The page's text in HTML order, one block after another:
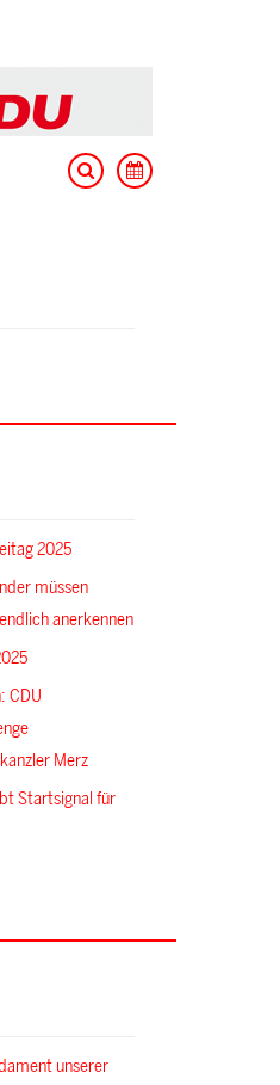
2025
müssen
anerkennen
CDU
Merz
Startsignal für
unserer